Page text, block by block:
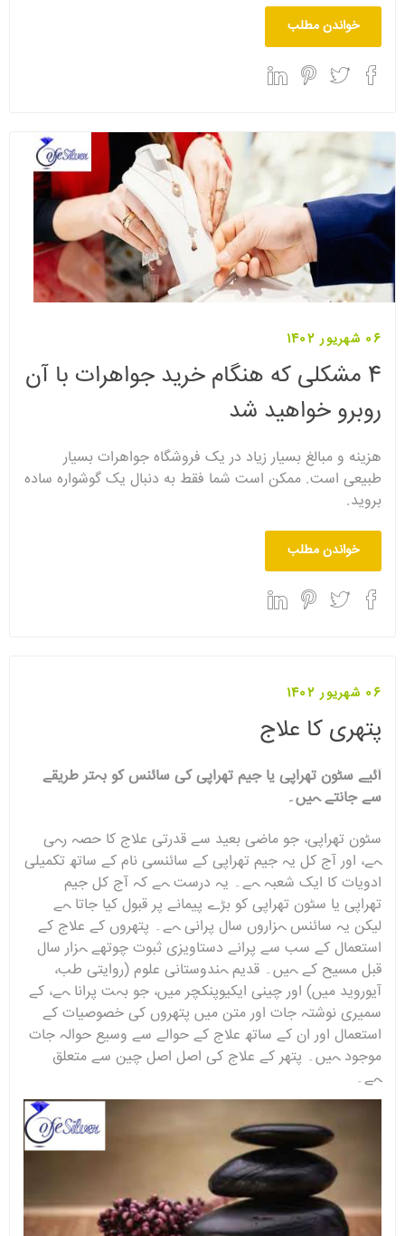
خواندن مطلب
06 شهریور 1402
4 مشکلی که هنگام خرید جواهرات با آن
روبرو خواهید شد
هزینه و مبالغ بسیار زیاد در یک فروشگاه جواهرات بسیار
طبیعی است. ممکن است شما فقط به دنبال یک گوشواره ساده
بروید.
خواندن مطلب
06 شهریور 1402
پتھری کا علاج
آئیے سٹون تھراپی یا جیم تھراپی کی سائنس کو بہتر طریقے
سے جانتے ہیں۔
سٹون تھراپی، جو ماضی بعید سے قدرتی علاج کا حصہ رہی
ہے، اور آج کل یہ جیم تھراپی کے سائنسی نام کے ساتھ تکمیلی
ادویات کا ایک شعبہ ہے۔ یہ درست ہے کہ آج کل جیم
تھراپی یا سٹون تھراپی کو بڑے پیمانے پر قبول کیا جاتا ہے
لیکن یہ سائنس ہزاروں سال پرانی ہے۔ پتھروں کے علاج کے
استعمال کے سب سے پرانے دستاویزی ثبوت چوتھے ہزار سال
قبل مسیح کے ہیں۔ قدیم ہندوستانی علوم (روایتی طب،
آیوروید میں) اور چینی ایکیوپنکچر میں، جو بہت پرانا ہے، کے
سمیری نوشتہ جات اور متن میں پتھروں کی خصوصیات کے
استعمال اور ان کے ساتھ علاج کے حوالے سے وسیع حوالہ جات
موجود ہیں۔ پتھر کے علاج کی اصل اصل چین سے متعلق
ہے۔